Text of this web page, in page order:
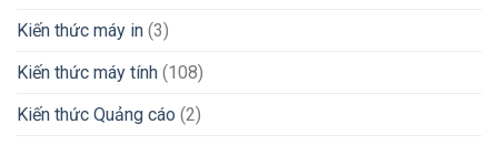
Kiến thức máy in (3)
Kiến thức máy tính (108)
Kiến thức Quảng cáo (2)